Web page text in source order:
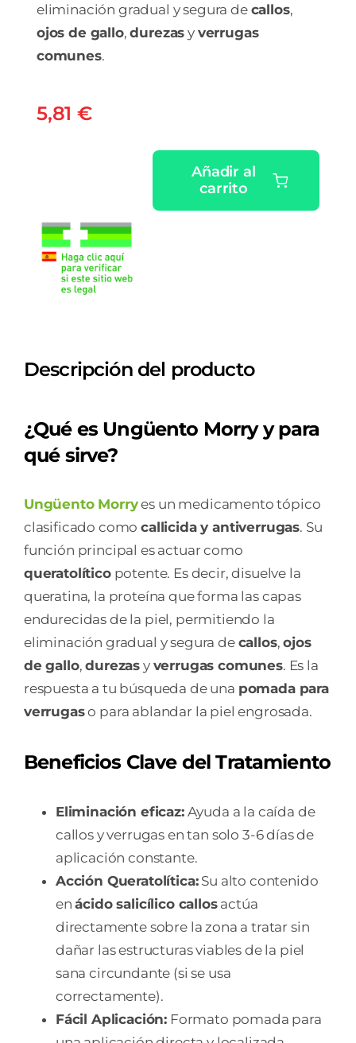
eliminación gradual y segura de callos,
ojos de gallo,durezas y verrugas
comunes.
5,81 €
500
MG/G
1
cantidad
Añadir al
carrito
Descripción del producto
¿Qué es Ungüento Morry y para
qué sirve?
Ungüento Morryes un medicamento tópico
clasificado comocallicida y antiverrugas. Su
función principal es actuar como
queratolíticopotente. Es decir, disuelve la
queratina, la proteína que forma las capas
endurecidas de la piel, permitiendo la
eliminación gradual y segura de callos,ojos
de gallo,durezas y verrugas comunes. Es la
respuesta a tu búsqueda de una pomada para
verrugaso para ablandar la piel engrosada.
Beneficios Clave del Tratamiento
Eliminación eficaz:Ayuda a la caída de
callos y verrugas en tan solo 3-6 días de
aplicación constante.
Acción Queratolítica:Su alto contenido
enácido salicílico callosactúa
directamente sobre la zona a tratar sin
dañar las estructuras viables de la piel
sana circundante (si se usa
correctamente).
Fácil Aplicación: Formato pomada para